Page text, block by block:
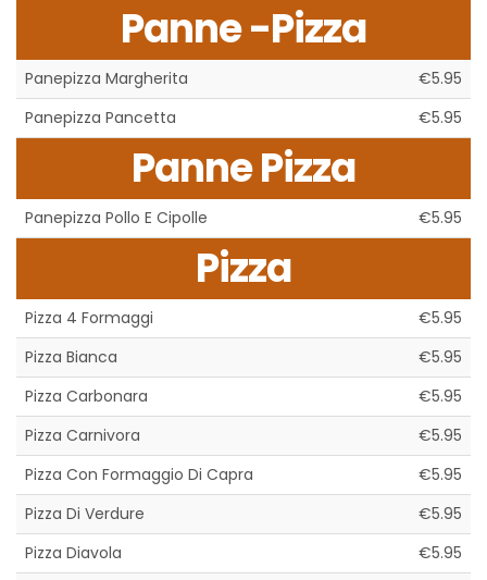
Panne -Pizza
Panepizza Margherita
€5.95
Panepizza Pancetta
€5.95
Panne Pizza
Panepizza Pollo E Cipolle €5.95
Pizza
Pizza 4 Formaggi
€5.95
Pizza Bianca
€5.95
Pizza Carbonara
€5.95
Pizza Carnivora
€5.95
Pizza Con Formaggio Di Capra
€5.95
Pizza Di Verdure
€5.95
Pizza Diavola
€5.95